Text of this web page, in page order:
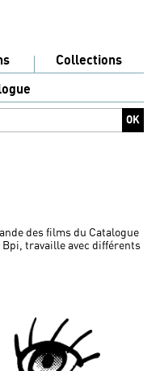
Collections
des films du Catalogue
travaille avec différents